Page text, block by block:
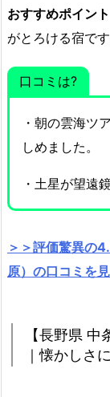
おすすめポイント
がとろける宿で
口コミは?
・朝の雲海ツ
しめました。
・土星が望遠
＞＞評価驚異の
原）の口コミを
【長野県
｜懐かしさ